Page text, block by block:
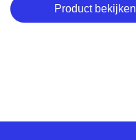
Product bekijken